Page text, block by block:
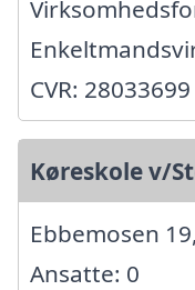
CVR: 28033699
Køreskole v/
Ebbemosen
Ansatte: 0